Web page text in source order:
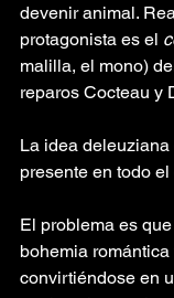
devenir animal.
protagonista es el
malilla, el mono)
reparos Cocteau y
La idea
presente en todo
El problema es
bohemia romántica
convirtiéndose en